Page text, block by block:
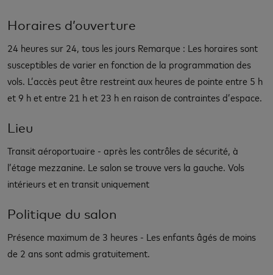
Horaires d’ouverture
24 heures sur 24, tous les jours Remarque : Les horaires sont
susceptibles de varier en fonction de la programmation des
vols. L’accès peut être restreint aux heures de pointe entre 5 h
et 9 h et entre 21 h et 23 h en raison de contraintes d’espace.
Lieu
Transit aéroportuaire - après les contrôles de sécurité, à
l’étage mezzanine. Le salon se trouve vers la gauche. Vols
intérieurs et en transit uniquement
Politique du salon
Présence maximum de 3 heures - Les enfants âgés de moins
de 2 ans sont admis gratuitement.